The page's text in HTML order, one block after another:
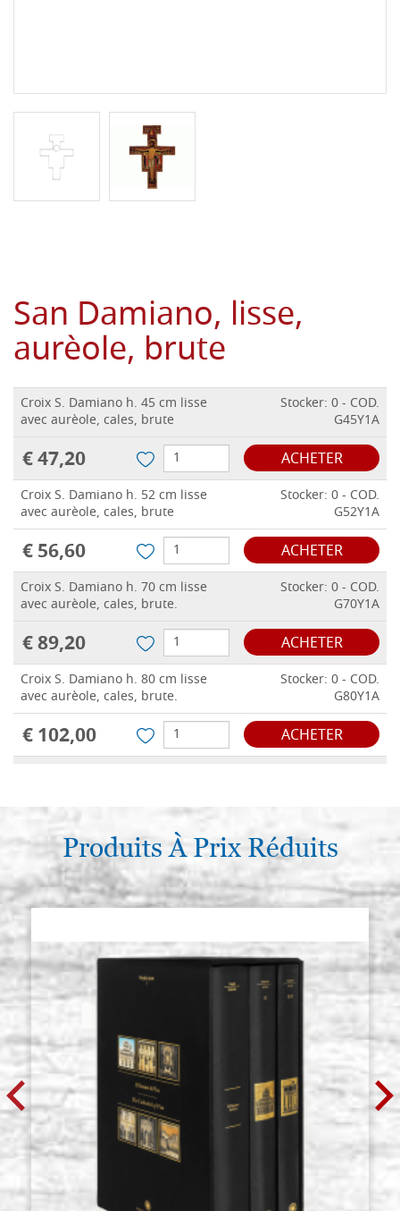
San Damiano, lisse,
aurèole, brute
Croix S. Damiano h. 45 cm lisse
avec aurèole, cales, brute
Stocker: 0 - COD.
G45Y1A
€ 47,20 ACHETER
Croix S. Damiano h. 52 cm lisse
avec aurèole, cales, brute
Stocker: 0 - COD.
G52Y1A
€ 56,60 ACHETER
Croix S. Damiano h. 70 cm lisse
avec aurèole, cales, brute.
Stocker: 0 - COD.
G70Y1A
€ 89,20 ACHETER
Croix S. Damiano h. 80 cm lisse
avec aurèole, cales, brute.
Stocker: 0 - COD.
G80Y1A
€ 102,00 ACHETER
€ 127,40 ACHETER
Croix S. Damiano h. 120 cm lisse
avec aurèole, cales, brute.
Stocker: 0 - COD.
G120Y1A
Croix S. Damiano h. 140 cm lisse
avec aurèole, cales, brute.
Stocker: 0 - COD.
G140Y1A
ACHETER
Produits À Prix Réduits